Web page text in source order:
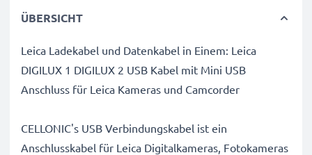
ÜBERSICHT
Leica Ladekabel und Datenkabel in Einem: Leica
DIGILUX 1 DIGILUX 2 USB Kabel mit Mini USB
Anschluss für Leica Kameras und Camcorder
CELLONIC's USB Verbindungskabel ist ein
Anschlusskabel für Leica Digitalkameras, Fotokameras